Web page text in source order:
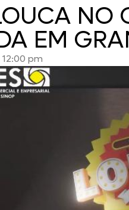
NO
EM
12:00 pm